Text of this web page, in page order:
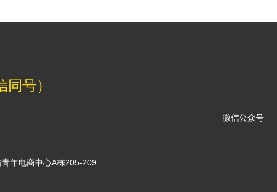
号）
年电商中心A栋205-209
微信公众号